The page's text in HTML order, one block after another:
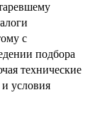
с
подбора
технические
условия